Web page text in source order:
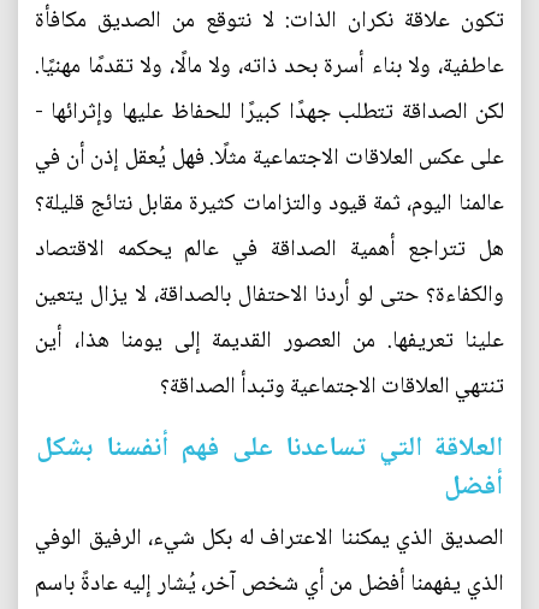
تكون علاقة نكران الذات: لا نتوقع من الصديق مكافأة
عاطفية، ولا بناء أسرة بحد ذاته، ولا مالًا، ولا تقدمًا مهنيًا.
لكن الصداقة تتطلب جهدًا كبيرًا للحفاظ عليها وإثرائها -
على عكس العلاقات الاجتماعية مثلًا. فهل يُعقل إذن أن في
عالمنا اليوم، ثمة قيود والتزامات كثيرة مقابل نتائج قليلة؟
هل تتراجع أهمية الصداقة في عالم يحكمه الاقتصاد
والكفاءة؟ حتى لو أردنا الاحتفال بالصداقة، لا يزال يتعين
علينا تعريفها. من العصور القديمة إلى يومنا هذا، أين
تنتهي العلاقات الاجتماعية وتبدأ الصداقة؟
العلاقة التي تساعدنا على فهم أنفسنا بشكل
أفضل
الصديق الذي يمكننا الاعتراف له بكل شيء، الرفيق الوفي
الذي يفهمنا أفضل من أي شخص آخر، يُشار إليه عادةً باسم